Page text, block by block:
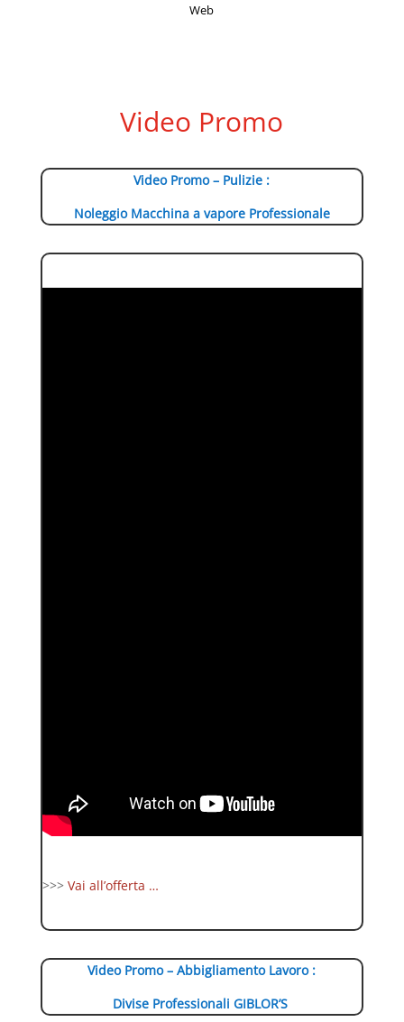
Web
Video Promo
Video Promo – Pulizie :
Noleggio Macchina a vapore Professionale
>>> Vai all’offerta …
Video Promo – Abbigliamento Lavoro :
Divise Professionali GIBLOR’S